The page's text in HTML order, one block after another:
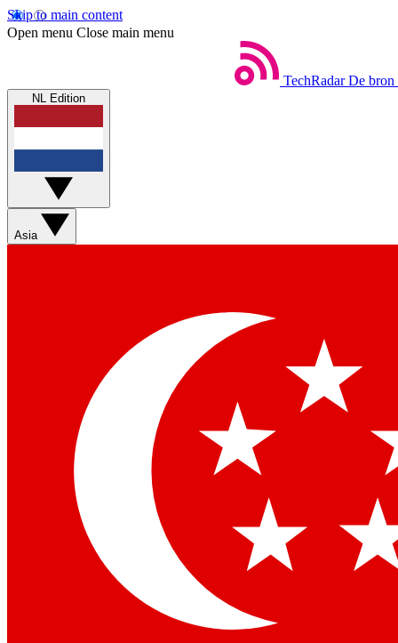
Skip to main content
Open menu Close main menu
TechRadar De bron
NL Edition
Asia